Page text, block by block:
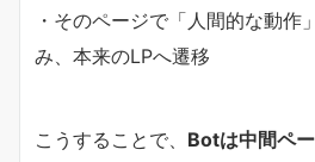
・そのページで「人間的な動作
み、本来のLPへ遷移
こうすることで、 Botは中間ペ